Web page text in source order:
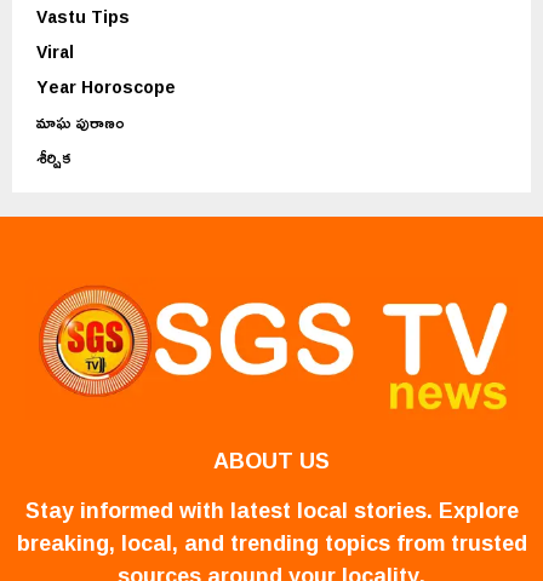
Vastu Tips
Viral
Year Horoscope
మాఘ పురాణం
శీర్షిక
ABOUT US
Stay informed with latest local stories. Explore
breaking, local, and trending topics from trusted